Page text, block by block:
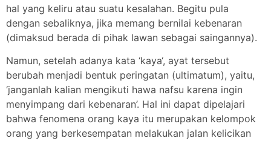
hal yang keliru atau suatu kesalahan. Begitu pula
dengan sebaliknya, jika memang bernilai kebenaran
(dimaksud berada di pihak lawan sebagai saingannya).
Namun, setelah adanya kata ‘kaya‘, ayat tersebut
berubah menjadi bentuk peringatan (ultimatum), yaitu,
‘janganlah kalian mengikuti hawa nafsu karena ingin
menyimpang dari kebenaran’. Hal ini dapat dipelajari
bahwa fenomena orang kaya itu merupakan kelompok
orang yang berkesempatan melakukan jalan kelicikan